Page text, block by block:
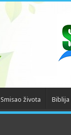
Smisao života Biblija